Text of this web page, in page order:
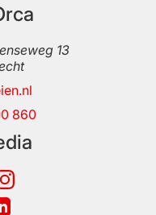
13
860